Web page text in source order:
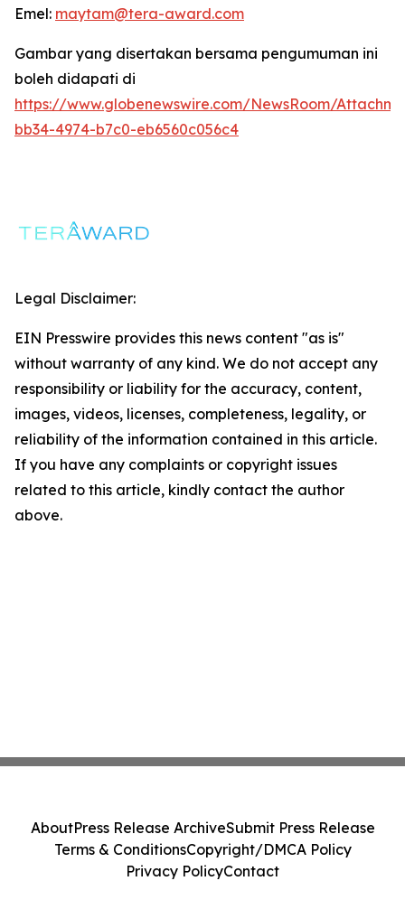
Emel: maytam@tera-award.com
Gambar yang disertakan bersama pengumuman ini
boleh didapati di
https://www.globenewswire.com/NewsRoom/
bb34-4974-b7c0-eb6560c056c4
Legal Disclaimer:
EIN Presswire provides this news content "as is"
without warranty of any kind. We do not accept any
responsibility or liability for the accuracy, content,
images, videos, licenses, completeness, legality, or
reliability of the information contained in this article.
If you have any complaints or copyright issues
related to this article, kindly contact the author
above.
AboutPress Release ArchiveSubmit Press Release
Terms & ConditionsCopyright/DMCA Policy
Privacy PolicyContact